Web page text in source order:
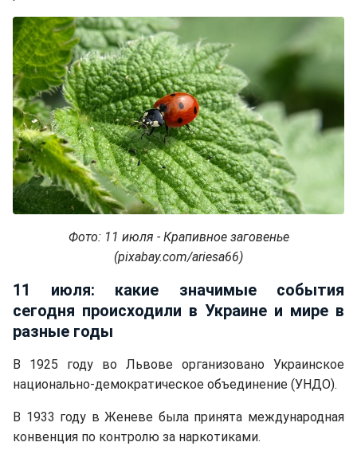
Фото: 11 июля - Крапивное заговенье
(pixabay.com/ariesa66)
11 июля: какие значимые события
сегодня происходили в Украине и мире в
разные годы
В 1925 году во Львове организовано Украинское
национально-демократическое объединение (УНДО).
В 1933 году в Женеве была принята международная
конвенция по контролю за наркотиками.